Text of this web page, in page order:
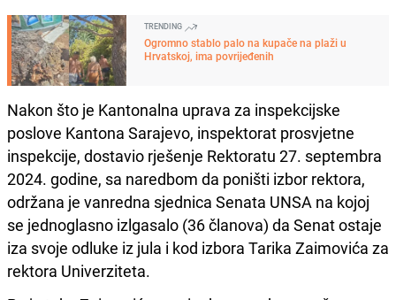
TRENDING
Ogromno stablo palo na kupače na plaži u
Hrvatskoj, ima povrijeđenih
Nakon što je Kantonalna uprava za inspekcijske
poslove Kantona Sarajevo, inspektorat prosvjetne
inspekcije, dostavio rješenje Rektoratu 27. septembra
2024. godine, sa naredbom da poništi izbor rektora,
održana je vanredna sjednica Senata UNSA na kojoj
se jednoglasno izlgasalo (36 članova) da Senat ostaje
iza svoje odluke iz jula i kod izbora Tarika Zaimovića za
rektora Univerziteta.